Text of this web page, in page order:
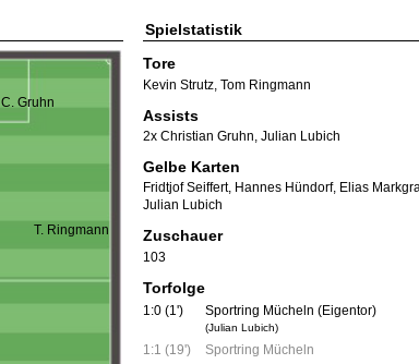
C. Gruhn
T. Ringmann
Spielstatistik
Tore
Kevin Strutz Tom Ringmann
Assists
2x Christian Gruhn, Julian Lubich
Gelbe Karten
Fridtjof Seiffert, Hannes Hündorf, Elias
Julian Lubich
Zuschauer
103
Torfolge
1:0 (1') Sportring Mücheln (Eigentor)
(Julian Lubich)
1:1 (19')
Sportring Mücheln